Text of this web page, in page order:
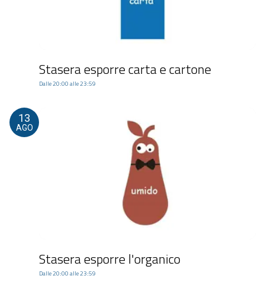
Stasera esporre carta e cartone
Dalle 20:00 alle 23:59
13
AGO
Stasera esporre l'organico
Dalle 20:00 alle 23:59